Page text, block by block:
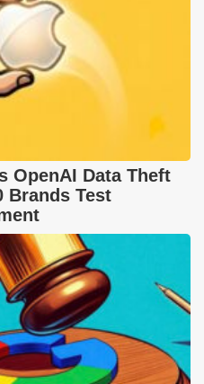
OpenAI Data Theft
Brands Test